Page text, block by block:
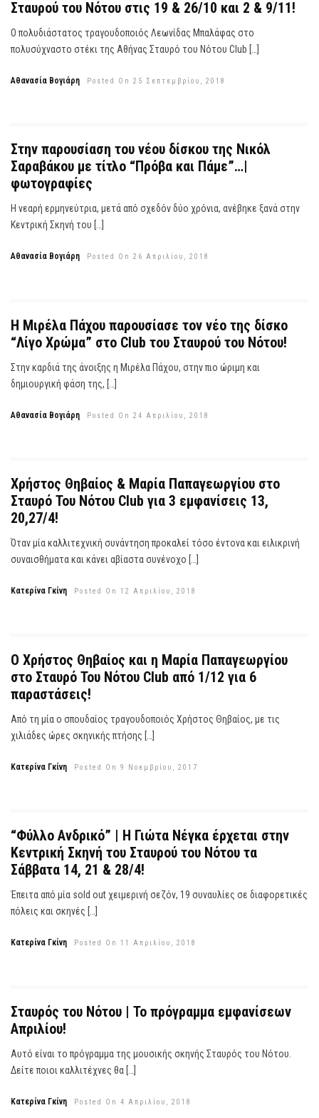
Σταυρού του Νότου στις 19 & 26/10 και 2 & 9/11!
Ο πολυδιάστατος τραγουδοποιός Λεωνίδας Μπαλάφας στο
πολυσύχναστο στέκι της Αθήνας Σταυρό του Νότου Club […]
Αθανασία Βογιάρη Posted On 25 Σεπτεμβρίου, 2018
Στην παρουσίαση του νέου δίσκου της Νικόλ
Σαραβάκου με τίτλο “Πρόβα και Πάμε”…|
φωτογραφίες
Η νεαρή ερμηνεύτρια, μετά από σχεδόν δύο χρόνια, ανέβηκε ξανά στην
Κεντρική Σκηνή του […]
Αθανασία Βογιάρη Posted On 26 Απριλίου, 2018
Η Μιρέλα Πάχου παρουσίασε τον νέο της δίσκο
“Λίγο Χρώμα” στο Club του Σταυρού του Νότου!
Στην καρδιά της άνοιξης η Μιρέλα Πάχου, στην πιο ώριμη και
δημιουργική φάση της, […]
Αθανασία Βογιάρη Posted On 24 Απριλίου, 2018
Χρήστος Θηβαίος & Μαρία Παπαγεωργίου στο
Σταυρό Του Νότου Club για 3 εμφανίσεις 13,
20,27/4!
Όταν μία καλλιτεχνική συνάντηση προκαλεί τόσο έντονα και ειλικρινή
συναισθήματα και κάνει αβίαστα συνένοχο […]
Κατερίνα Γκίνη Posted On 12 Απριλίου, 2018
O Χρήστος Θηβαίος και η Μαρία Παπαγεωργίου
στο Σταυρό Του Νότου Club από 1/12 για 6
παραστάσεις!
Από τη μία ο σπουδαίος τραγουδοποιός Χρήστος Θηβαίος, με τις
χιλιάδες ώρες σκηνικής πτήσης […]
Κατερίνα Γκίνη Posted On 9 Νοεμβρίου, 2017
“Φύλλο Ανδρικό” | Η Γιώτα Νέγκα έρχεται στην
Κεντρική Σκηνή του Σταυρού του Νότου τα
Σάββατα 14, 21 & 28/4!
Έπειτα από μία sold out χειμερινή σεζόν, 19 συναυλίες σε διαφορετικές
πόλεις και σκηνές […]
Κατερίνα Γκίνη Posted On 11 Απριλίου, 2018
Σταυρός του Νότου | Το πρόγραμμα εμφανίσεων
Απριλίου!
Αυτό είναι το πρόγραμμα της μουσικής σκηνής Σταυρός του Νότου.
Δείτε ποιοι καλλιτέχνες θα […]
Κατερίνα Γκίνη Posted On 4 Απριλίου, 2018